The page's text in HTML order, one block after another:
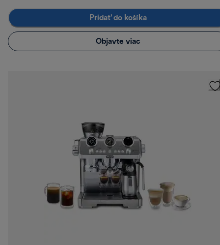
Pridať do košíka
Objavte viac